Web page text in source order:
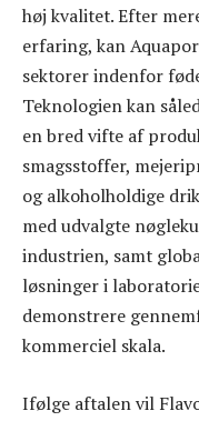
høj kvalitet. Efter
erfaring, kan
sektorer indenfor
Teknologien kan
en bred vifte af
smagsstoffer,
og alkoholholdige
med udvalgte
industrien, samt
løsninger i
demonstrere
kommerciel skala.
Ifølge aftalen vil